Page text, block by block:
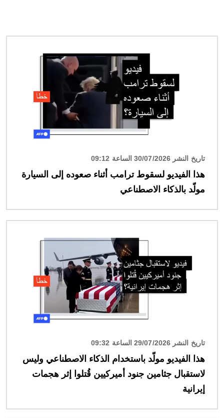
تاريخ النشر 30/07/2026 الساعة 09:12
هذا الفيديو لسقوط ترامب أثناء صعوده إلى السيارة
مولّد بالذكاء الاصطناعي
تاريخ النشر 29/07/2026 الساعة 09:32
هذا الفيديو مولّد باستخدام الذكاء الاصطناعي وليس
لاستقبال جثامين جنود أميركيين قُتلوا إثر هجمات
إيرانية